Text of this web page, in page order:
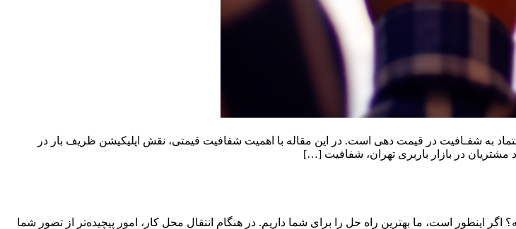
به شفـافیت در قیمت دهی است. در این مقاله با اهمیت شفافیت قیمتی، نقش اپلیکیشن ظریف بار در
در بازار باربری تهران، شفافیت […]
اگر اینطور است، ما بهترین راه حل را برای شما داریم. در هنگام انتقال محل کار، امور پیچیده‌تر از تصور شما